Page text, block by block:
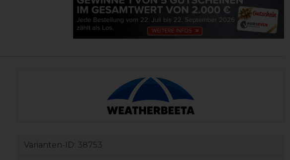
Varianten-ID: 38753